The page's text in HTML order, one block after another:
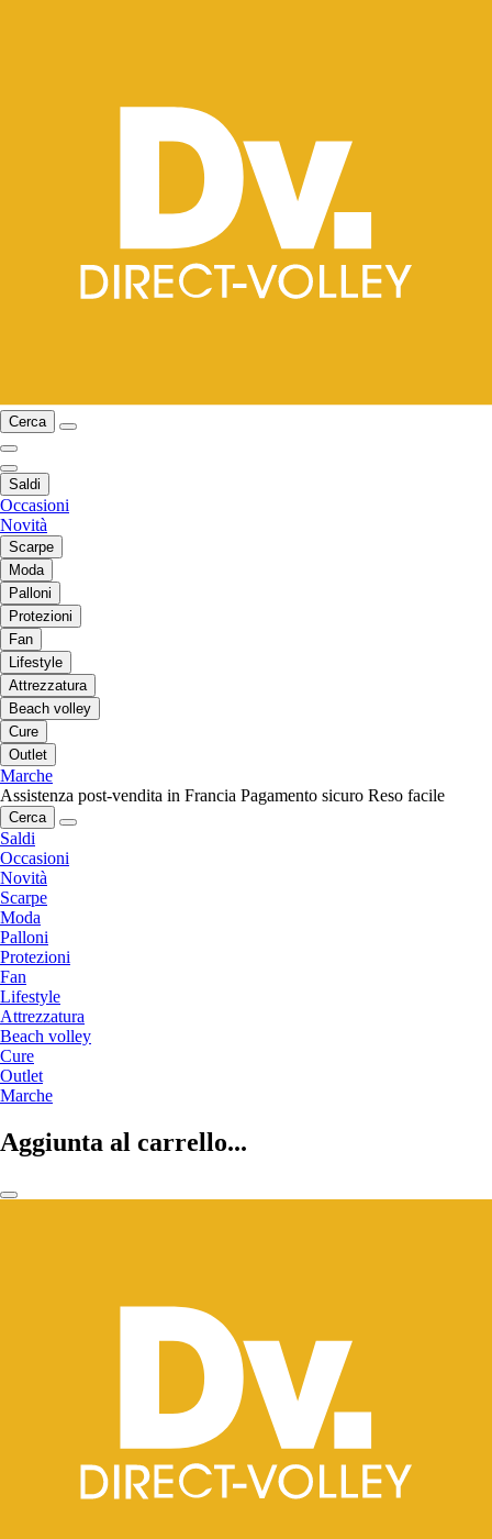
Cerca
Saldi
Occasioni
Novità
Scarpe
Moda
Palloni
Protezioni
Fan
Lifestyle
Attrezzatura
Beach volley
Cure
Outlet
Marche
Assistenza post-vendita in Francia Pagamento sicuro Reso facile
Cerca
Saldi
Occasioni
Novità
Scarpe
Moda
Palloni
Protezioni
Fan
Lifestyle
Attrezzatura
Beach volley
Cure
Outlet
Marche
Aggiunta al carrello...